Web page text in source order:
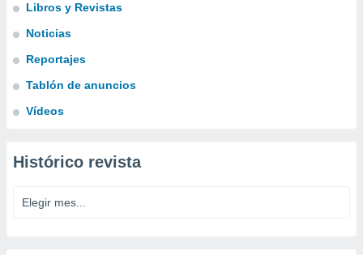
Libros y Revistas
Noticias
Reportajes
Tablón de anuncios
Vídeos
Histórico revista